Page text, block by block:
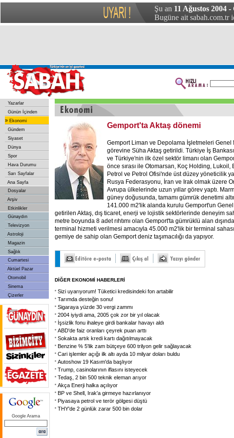
Şu an 11 Ağustos 2004
Bugüne ait sabah.com.tr
Yazarlar
Günün İçinden
» Ekonomi
Gündem
Siyaset
Dünya
Spor
Hava Durumu
Sarı Sayfalar
Ana Sayfa
Dosyalar
Arşiv
Etkinlikler
Günaydın
Televizyon
Astroloji
Magazin
Sağlık
Cumartesi
Aktüel Pazar
Otomobil
Sinema
Çizerler
Google Arama
Gemport'ta Aktaş dönemi
Gemport Liman ve Depolama İşletmeleri Genel
görevine Süha Aktaş getirildi. Türkiye İş
ve Türkiye'nin ilk özel sektör limanı olan
önce sırası ile Otomarsan, Koç Holding, Lukoil,
Petrol ve Petrol Ofisi'nde üst düzey yöneticilik
Rusya Federasyonu, İran ve Irak olmak üzere
Avrupa ülkelerinde uzun yıllar görev yaptı.
güney doğusunda, tamamı gümrük denetimi
141.000 m2'lik alanda kurulu Gemport'un
getirilen Aktaş, dış ticaret, enerji ve lojistik sektörlerinde deneyim
metre boyunda 8 adet rıhtımı olan Gemport'ta gümrüklü alan
terminal hizmeti verilmesi amacıyla 45.000 m2'lik bir terminal
gemiye de sahip olan Gemport deniz taşımacılığı da yapıyor.
DİĞER EKONOMİ HABERLERİ
Sizi uyarıyorum! Tüketici kredisindeki fon artabilir
Tarımda desteğin sonu!
Sigaraya yüzde 30 vergi zammı
2004 iyiydi ama, 2005 çok zor bir yıl olacak
İşsizlik fonu ihaleye girdi bankalar havayı aldı
ABD'de faiz oranları çeyrek puan arttı
Sokakta artık kredi kartı dağıtılmayacak
Benzine % 5'lik zam bütçeye 600 trilyon gelir sağlayacak
Cari işlemler açığı ilk altı ayda 10 milyar doları buldu
Autoshow 19 Kasım'da başlıyor
Trump, casinolarının iflasını isteyecek
Tedaş, 2 bin 500 teknik eleman arıyor
Akça Enerji halka açılıyor
BP ve Shell, Irak'a girmeye hazırlanıyor
Piyasaya petrol ve terör gölgesi düştü
THY'de 2 günlük zarar 500 bin dolar